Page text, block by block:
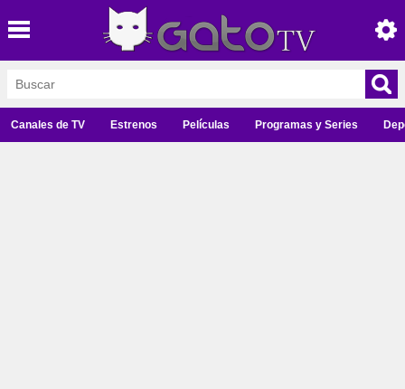
Canales de TV Estrenos Películas Programas y Series